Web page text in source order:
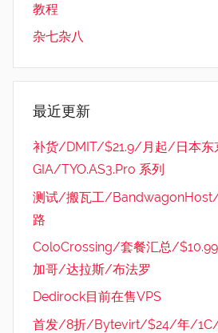
教程
杂七杂八
最近更新
补货/DMIT/$21.9/月起/日本东
GIA/TYO.AS3.Pro 系列
测试/搬瓦工/
路
ColoCrossing/套餐汇总/
加哥/达拉斯/布法罗
Dedirock目前在售VPS
首发/8折/Bytevirt/$24/年/1C/